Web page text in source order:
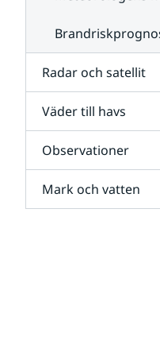
Radar och satellit
Väder till havs
Observationer
Mark och vatten